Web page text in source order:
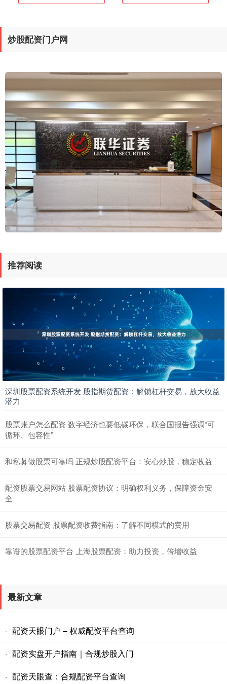
炒股配资门户网
推荐阅读
深圳股票配资系统开发 股指期货配资：解锁杠杆交易，放大收益
潜力
股票账户怎么配资 数字经济也要低碳环保，联合国报告强调“可
循环、包容性”
和私募做股票可靠吗 正规炒股配资平台：安心炒股，稳定收益
配资股票交易网站 股票配资协议：明确权利义务，保障资金安
全
股票交易配资 股票配资收费指南：了解不同模式的费用
靠谱的股票配资平台 上海股票配资：助力投资，倍增收益
最新文章
· 配资天眼门户 – 权威配资平台查询
· 配资实盘开户指南｜合规炒股入门
· 配资天眼查：合规配资平台查询